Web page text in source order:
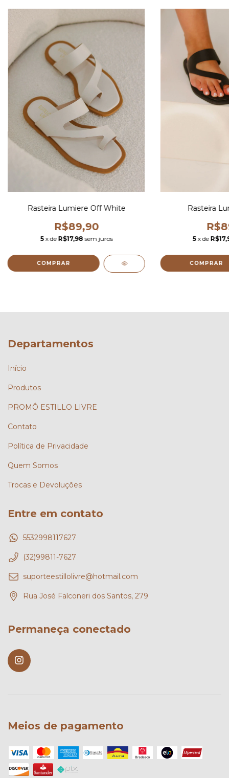
Rasteira Lumiere Off White
R$89,90
5 x de R$17,98 sem juros
COMPRAR
Rasteira
5 x de
COMPRAR
Departamentos
Início
Produtos
PROMÔ ESTILLO LIVRE
Contato
Política de Privacidade
Quem Somos
Trocas e Devoluções
Entre em contato
5532998117627
(32)99811-7627
suporteestillolivre@hotmail.com
Rua José Falconeri dos Santos, 279
Permaneça conectado
Meios de pagamento